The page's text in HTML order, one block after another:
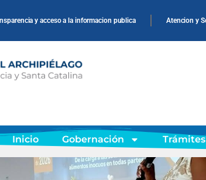
y acceso a la informacion publica Atencion y
Inicio Gobernación